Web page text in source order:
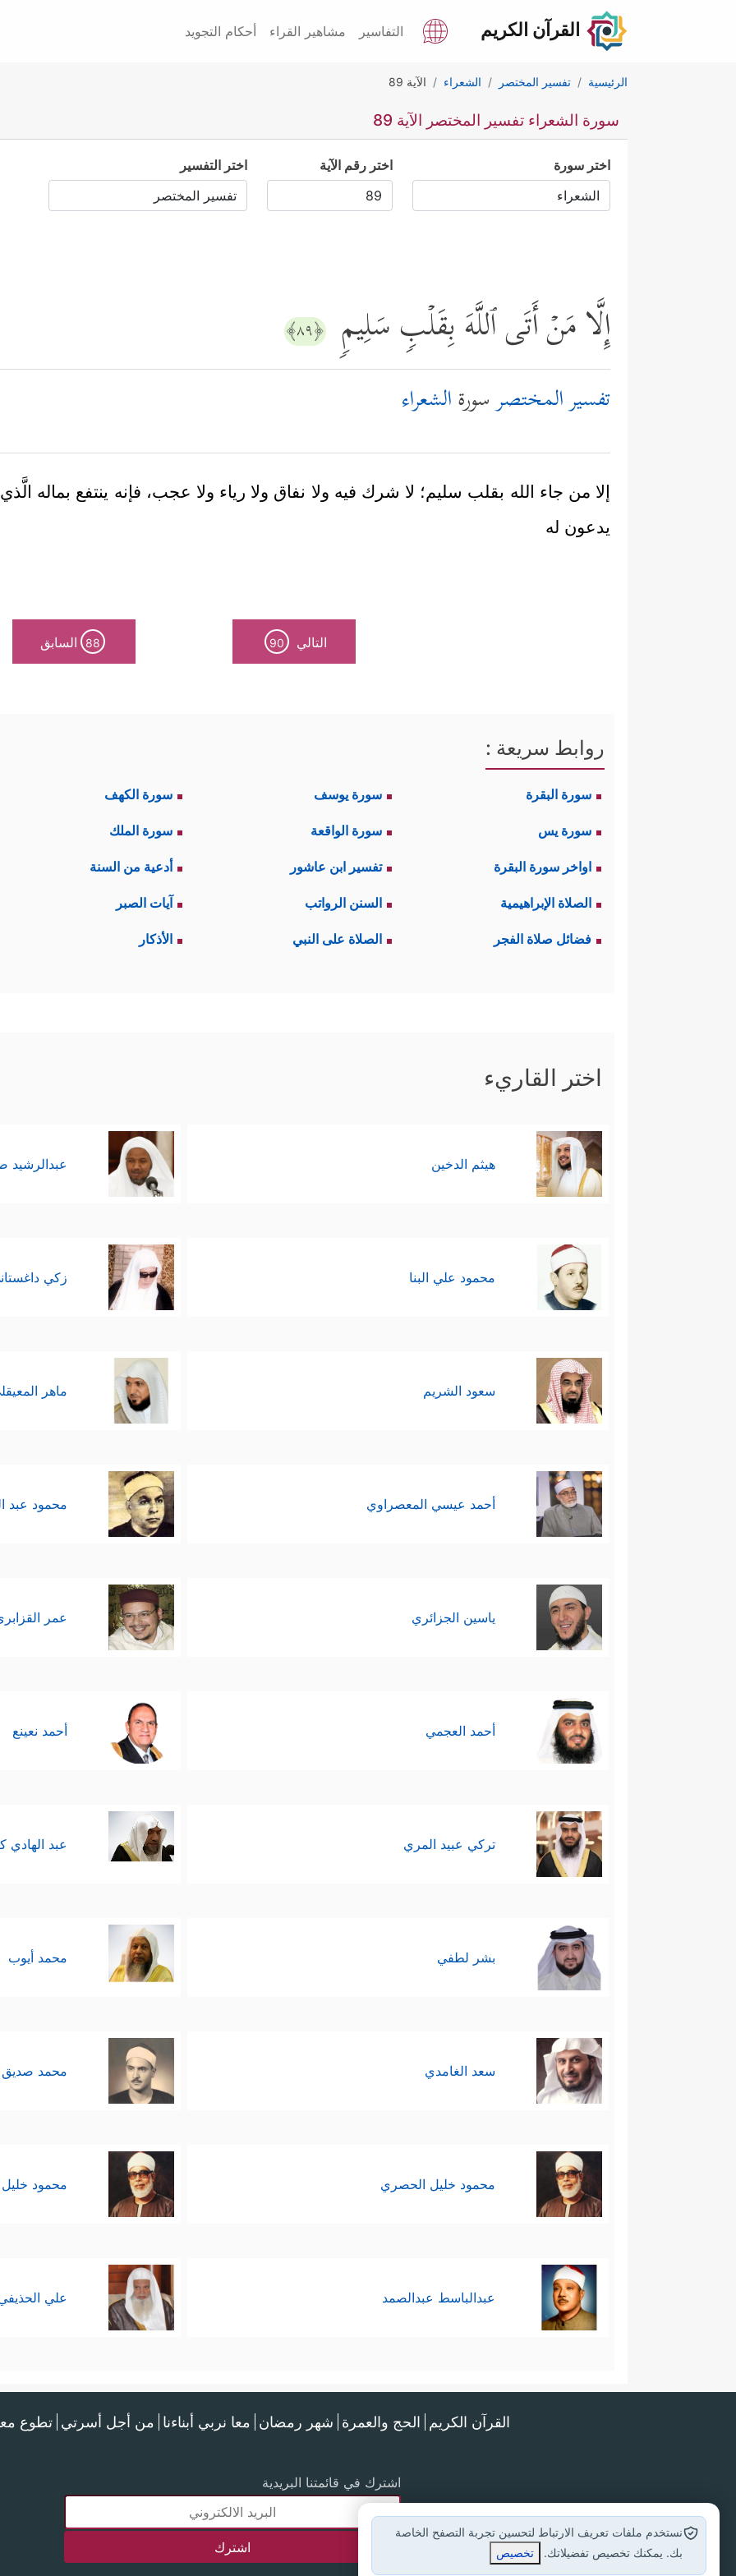
القرآن الكريم التفاسير مشاهير القراء أحكام التجويد
الرئيسية تفسير المختصر الشعراء الآية 89
سورة الشعراء تفسير المختصر الآية 89
اختر سورة اختر رقم الآية اختر التفسير
إِلَّا مَنۡ أَتَى ٱللَّهَ بِقَلۡبࣲ سَلِیمࣲ ﴿٨٩﴾
تفسير المختصرسورةالشعراء
إلا من جاء الله بقلب سليم؛ لا شرك فيه ولا نفاق ولا رياء ولا عجب، فإنه ينتفع بماله
يدعون له
التالي 90
88 السابق
روابط سريعة :
سورة البقرة سورة يوسف سورة الكهف
سورة يس سورة الواقعة سورة الملك
اواخر سورة البقرة تفسير ابن عاشور أدعية من السنة
الصلاة الإبراهيمية السنن الرواتب آيات الصبر
فضائل صلاة الفجر الصلاة على النبي الأذكار
اختر القاريء
هيثم الدخين عبدالرشيد
محمود علي البنا زكي
سعود الشريم ماهر
أحمد عيسي المعصراوي محمود عبد
ياسين الجزائري عمر
أحمد العجمي أحمد نعينع
تركي عبيد المري عبد الهادي
بشر لطفي محمد أيوب
سعد الغامدي محمد صديق
محمود خليل الحصري محمود
عبدالباسط عبدالصمد علي
القرآن الكريم الحج والعمرة شهر رمضان معا نربي أبناءنا من أجل أسرتي تطوع
اشترك في قائمتنا البريدية
نستخدم ملفات تعريف الارتباط لتحسين تجربة التصفح الخاصة
بك. يمكنك تخصيص تفضيلاتك.
تخصيص